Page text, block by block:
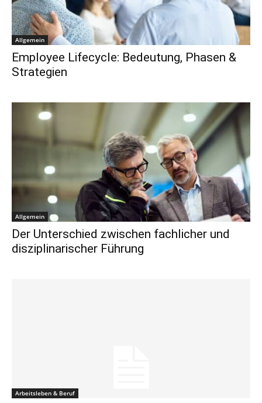
Allgemein
Employee Lifecycle: Bedeutung, Phasen &
Strategien
Allgemein
Der Unterschied zwischen fachlicher und
disziplinarischer Führung
Arbeitsleben & Beruf